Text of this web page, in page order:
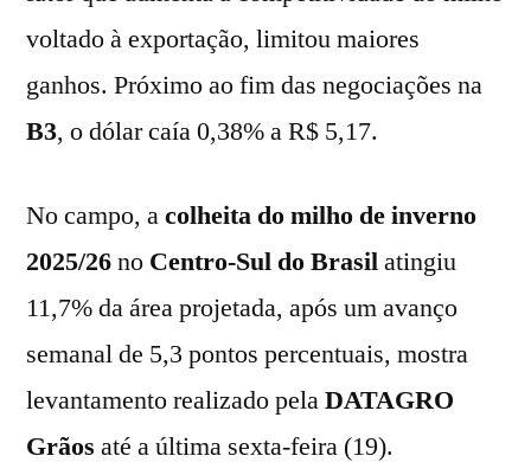
voltado à exportação, limitou maiores
ganhos. Próximo ao fim das negociações na
B3, o dólar caía 0,38% a R$ 5,17.
No campo, acolheita do milho de inverno
2025/26no Centro-Sul do Brasilatingiu
11,7% da área projetada, após um avanço
semanal de 5,3 pontos percentuais, mostra
levantamento realizado pelaDATAGRO
Grãos até a última sexta-feira (19).